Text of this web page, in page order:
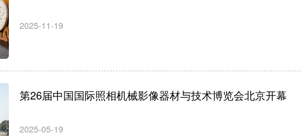
2025-11-19
第26届中国国际照相机械影像器材与技术博览会北京开幕
2025-05-19